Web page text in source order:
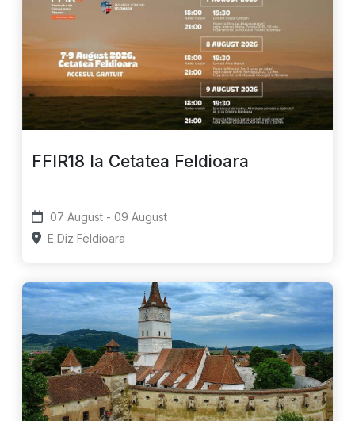
FFIR18 la Cetatea Feldioara
07 August - 09 August
E Diz Feldioara